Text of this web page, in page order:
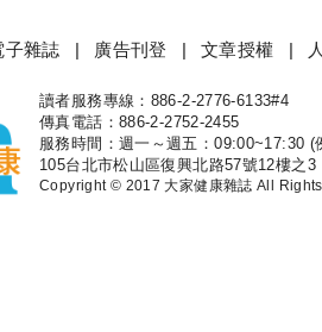
子雜誌 廣告刊登 文章授權
大家健康
讀者服務專線：886-2-2776-6133#4
傳真電話：886-2-2752-2455
服務時間：週一～週五：09:00~17:30 (
105台北市松山區復興北路57號12樓之3
Copyright © 2017 大家健康雜誌 All